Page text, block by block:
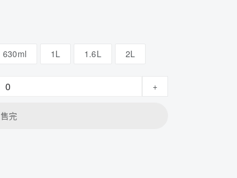
630ml 1L 1.6L 2L
+
售完